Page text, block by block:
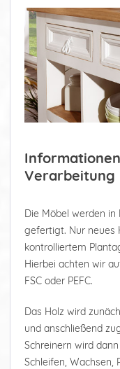
Verarbeitung
Die Möbel werden in
gefertigt. Nur neues
kontrolliertem
Hierbei achten wir
FSC oder PEFC.
Das Holz wird
und anschließend
Schreinern wird
Schleifen, Wachsen,